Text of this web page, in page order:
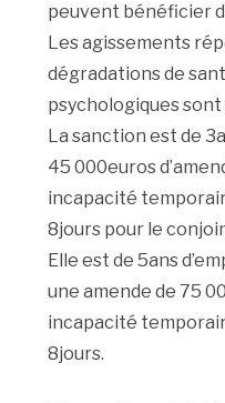
peuvent bénéficier
Les agissements
dégradations de
psychologiques
La sanction est de
45 000euros
incapacité
8jours pour le
Elle est de 5ans
une amende de 75
incapacité
8jours.